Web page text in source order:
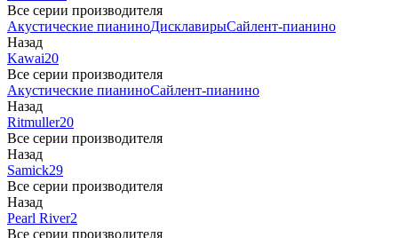
Все серии производителя
Акустические пианиноДисклавирыСайлент-пианино
Назад
Kawai20
Все серии производителя
Акустические пианиноСайлент-пианино
Назад
Ritmuller20
Все серии производителя
Назад
Samick29
Все серии производителя
Назад
Pearl River2
Все серии производителя